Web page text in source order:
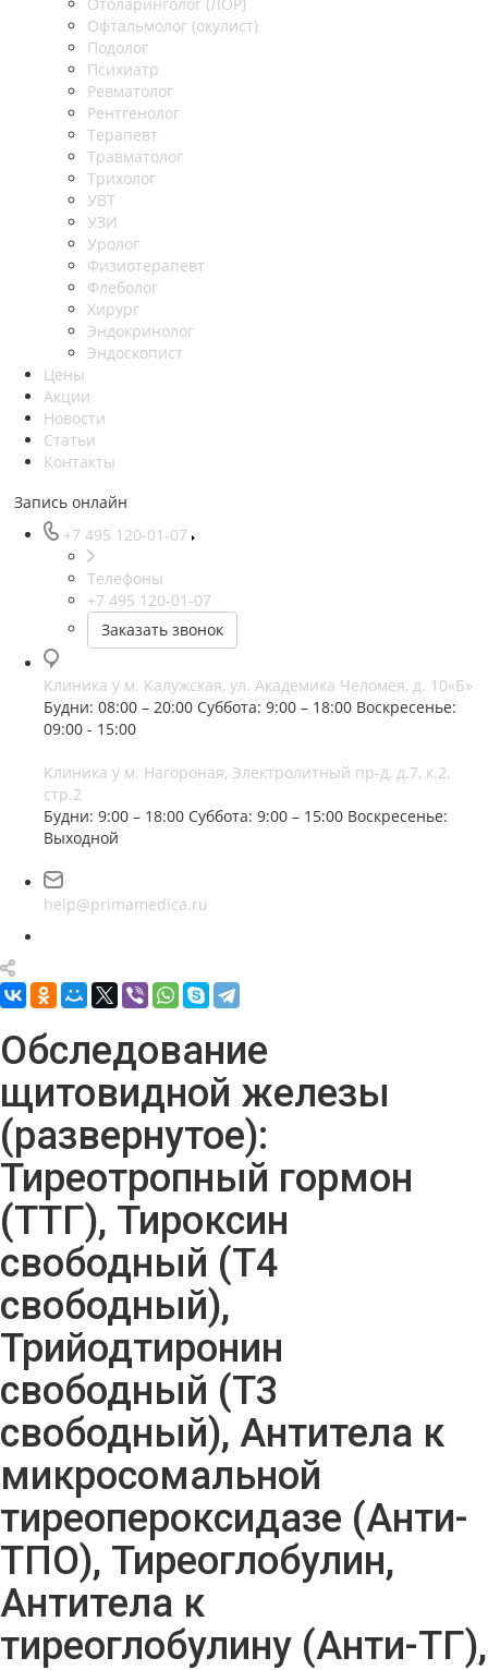
Офтальмолог (окулист)
Подолог
Психиатр
Ревматолог
Рентгенолог
Терапевт
Травматолог
Трихолог
УВТ
УЗИ
Уролог
Физиотерапевт
Флеболог
Хирург
Эндокринолог
Эндоскопист
Цены
Акции
Новости
Статьи
Контакты
Запись онлайн
+7 495 120-01-07
Телефоны
+7 495 120-01-07
Заказать звонок
Клиника у м. Калужская, ул. Академика Челомея, д. 10«Б»
Будни: 08:00 – 20:00 Суббота: 9:00 – 18:00 Воскресенье:
09:00 - 15:00
Клиника у м. Нагороная, Электролитный пр-д, д.7, к.2,
стр.2
Будни: 9:00 – 18:00 Суббота: 9:00 – 15:00 Воскресенье:
Выходной
help@primamedica.ru
Обследование
щитовидной железы
(развернутое):
Тиреотропный гормон
(ТТГ), Тироксин
свободный (Т4
свободный),
Трийодтиронин
свободный (Т3
свободный), Антитела к
микросомальной
тиреопероксидазе (Анти-
ТПО), Тиреоглобулин,
Антитела к
тиреоглобулину (Анти-ТГ),